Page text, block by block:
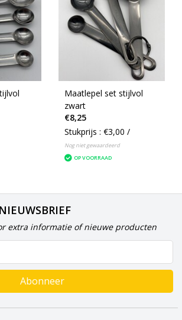
Maatlepel set stijlvol
zwart
€8,25
Stukprijs : €3,00 /
Nog niet gewaardeerd
OP VOORRAAD
extra informatie of nieuwe producten
Abonneer